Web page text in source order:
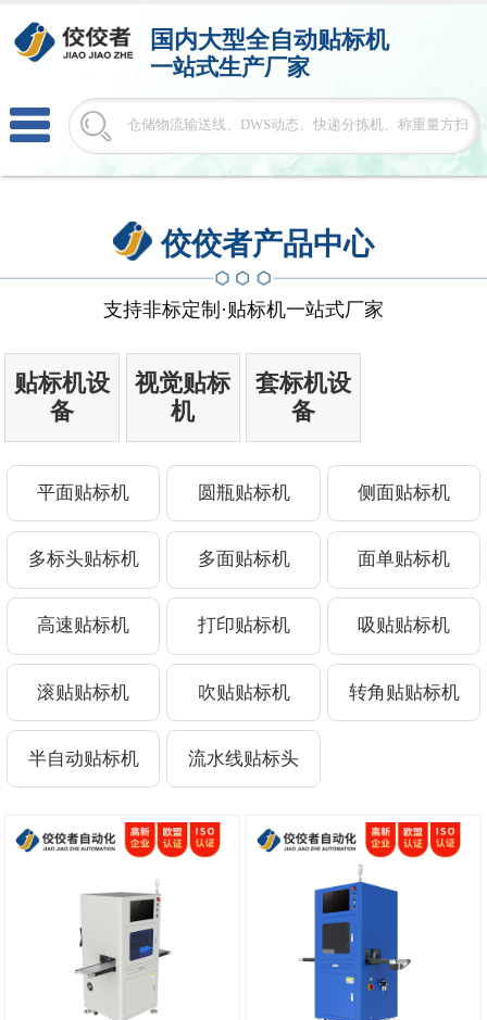
国内大型全自动贴标机
一站式生产厂家
佼佼者产品中心
支持非标定制·贴标机一站式厂家
贴标机设
备
平面贴标机 圆瓶贴标机 侧面贴标机
多标头贴标机 多面贴标机 面单贴标机
高速贴标机 打印贴标机 吸贴贴标机
滚贴贴标机 吹贴贴标机 转角贴贴标机
半自动贴标机 流水线贴标头
视觉贴标
机
套标机设
备